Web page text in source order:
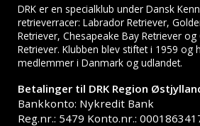
DRK er en specialklub under Dansk
retrieverracer: Labrador Retriever,
Retriever, Chesapeake Bay Retriever og
Retriever. Klubben blev stiftet i 1959 og
medlemmer i Danmark og udlandet.
Betalinger til DRK Region
Bankkonto: Nykredit Bank
Reg.nr.: 5479 Konto.nr.: